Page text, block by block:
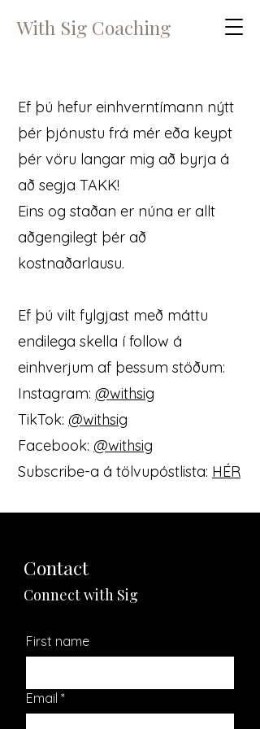
With Sig Coaching
Ef þú hefur einhverntímann nýtt
þér þjónustu frá mér eða keypt
þér vöru langar mig að byrja á
að segja TAKK!
Eins og staðan er núna er allt
aðgengilegt þér að
kostnaðarlausu.
Ef þú vilt fylgjast með máttu
endilega skella í follow á
einhverjum af þessum stöðum:
Instagram: @withsig
TikTok: @withsig
Facebook: @withsig
Subscribe-a á tölvupóstlista: HÉR
Contact
Connect with Sig
First name
Email *